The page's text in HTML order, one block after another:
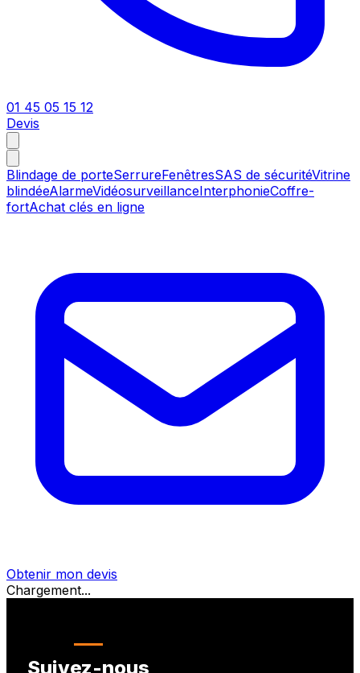
01 45 05 15 12
Devis
Blindage de porteSerrureFenêtresSAS de sécuritéVitrine
blindéeAlarmeVidéosurveillanceInterphonieCoffre-
fortAchat clés en ligne
Obtenir mon devis
Chargement...
Suivez-nous